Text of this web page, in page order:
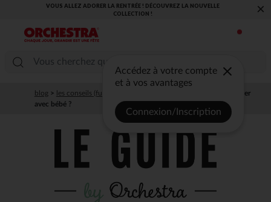
VOUS ALLEZ ADORER LA RENTRÉE ! DÉCOUVREZ LA NOUVELLE
COLLECTION !
×
Accédez à votre compte
et à vos avantages
Connexion/Inscription
blog > les conseils (futurs) parents)
> Comment bien voyager
avec bébé ?